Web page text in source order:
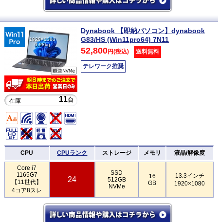
1920×1080
0.98kg
在庫 11台
Dynabook 【即納パソコン】dynabook
G83/HS (Win11pro64) 7N11
52,800円(税込) 送料無料
テレワーク推奨
CPU CPUランク ストレージ メモリ 液晶/解像度
Core i7
1165G7
【11世代】
4コア8スレ
24
SSD
512GB
NVMe
16
GB
13.3インチ
1920×1080